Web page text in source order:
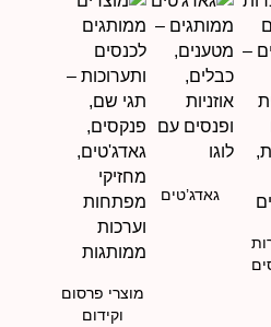
גאדג’טים
מוצרי פרסום
וקידום